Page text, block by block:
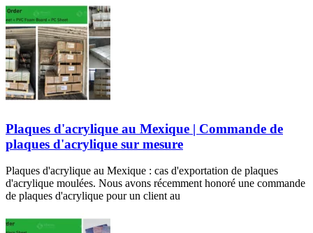
Plaques d'acrylique au Mexique | Commande de
plaques d'acrylique sur mesure
Plaques d'acrylique au Mexique : cas d'exportation de plaques
d'acrylique moulées. Nous avons récemment honoré une commande
de plaques d'acrylique pour un client au